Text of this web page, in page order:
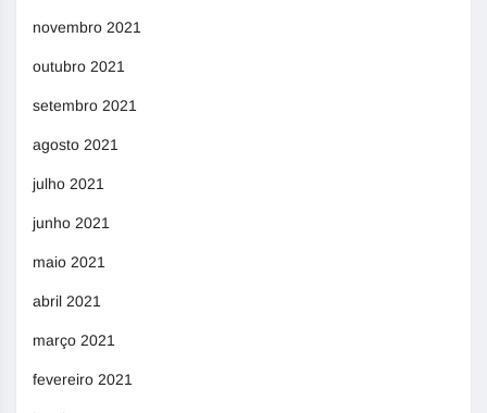
novembro 2021
outubro 2021
setembro 2021
agosto 2021
julho 2021
junho 2021
maio 2021
abril 2021
março 2021
fevereiro 2021